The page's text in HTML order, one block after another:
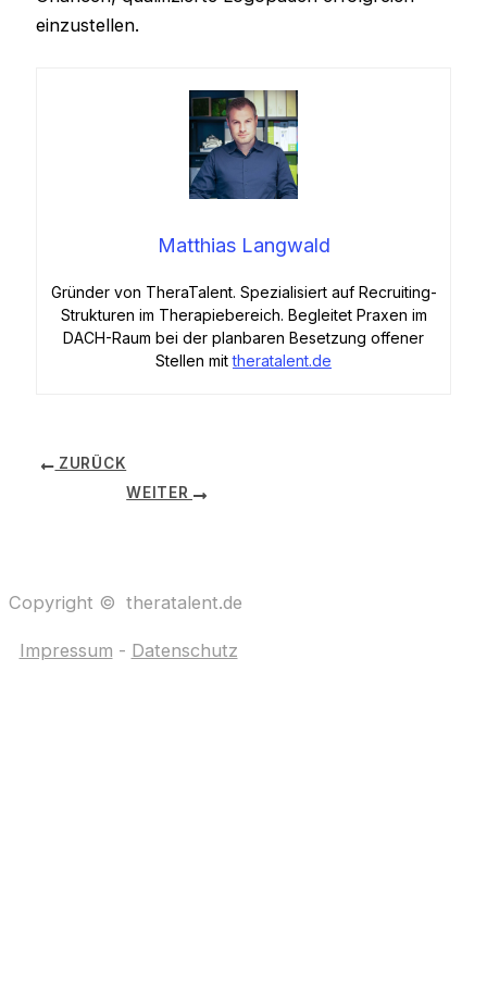
einzustellen.
Matthias Langwald
Gründer von TheraTalent. Spezialisiert auf Recruiting-
Strukturen im Therapiebereich. Begleitet Praxen im
DACH-Raum bei der planbaren Besetzung offener
Stellen mittheratalent.de
ZURÜCK
WEITER
Copyright © theratalent.de
Impressum - Datenschutz